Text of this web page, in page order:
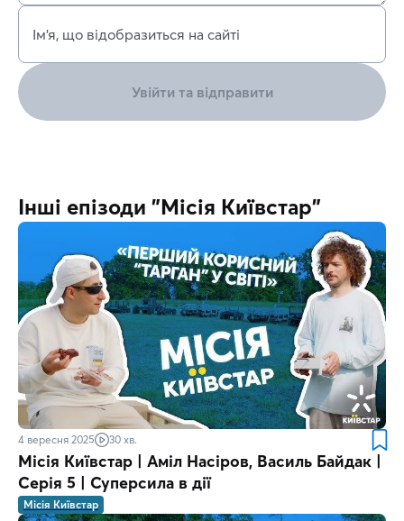
Ім’я, що відобразиться на сайті
Увійти та відправити
Інші епізоди "Місія Київстар"
4 вересня 2025 30 хв.
Місія Київстар | Аміл Насіров, Василь Байдак |
Серія 5 | Суперсила в дії
Місія Київстар